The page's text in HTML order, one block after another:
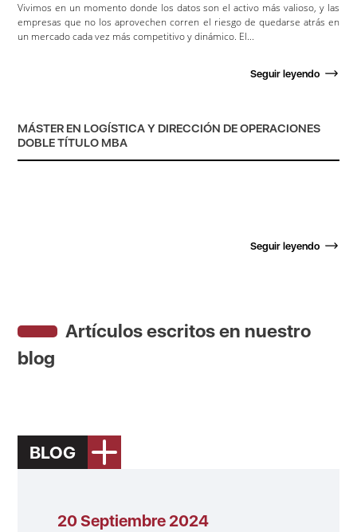
Vivimos en un momento donde los datos son el activo más valioso, y las
empresas que no los aprovechen corren el riesgo de quedarse atrás en
un mercado cada vez más competitivo y dinámico. El...
Seguir leyendo
MÁSTER EN LOGÍSTICA Y DIRECCIÓN DE OPERACIONES
DOBLE TÍTULO MBA
Seguir leyendo
Artículos escritos en nuestro
blog
BLOG
20 Septiembre 2024